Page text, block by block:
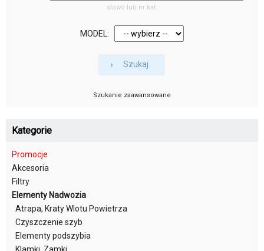
słowo lub nr kat.
MODEL:
Szukaj
Szukanie zaawansowane
Kategorie
Promocje
Akcesoria
Filtry
Elementy Nadwozia
Atrapa, Kraty Wlotu Powietrza
Czyszczenie szyb
Elementy podszybia